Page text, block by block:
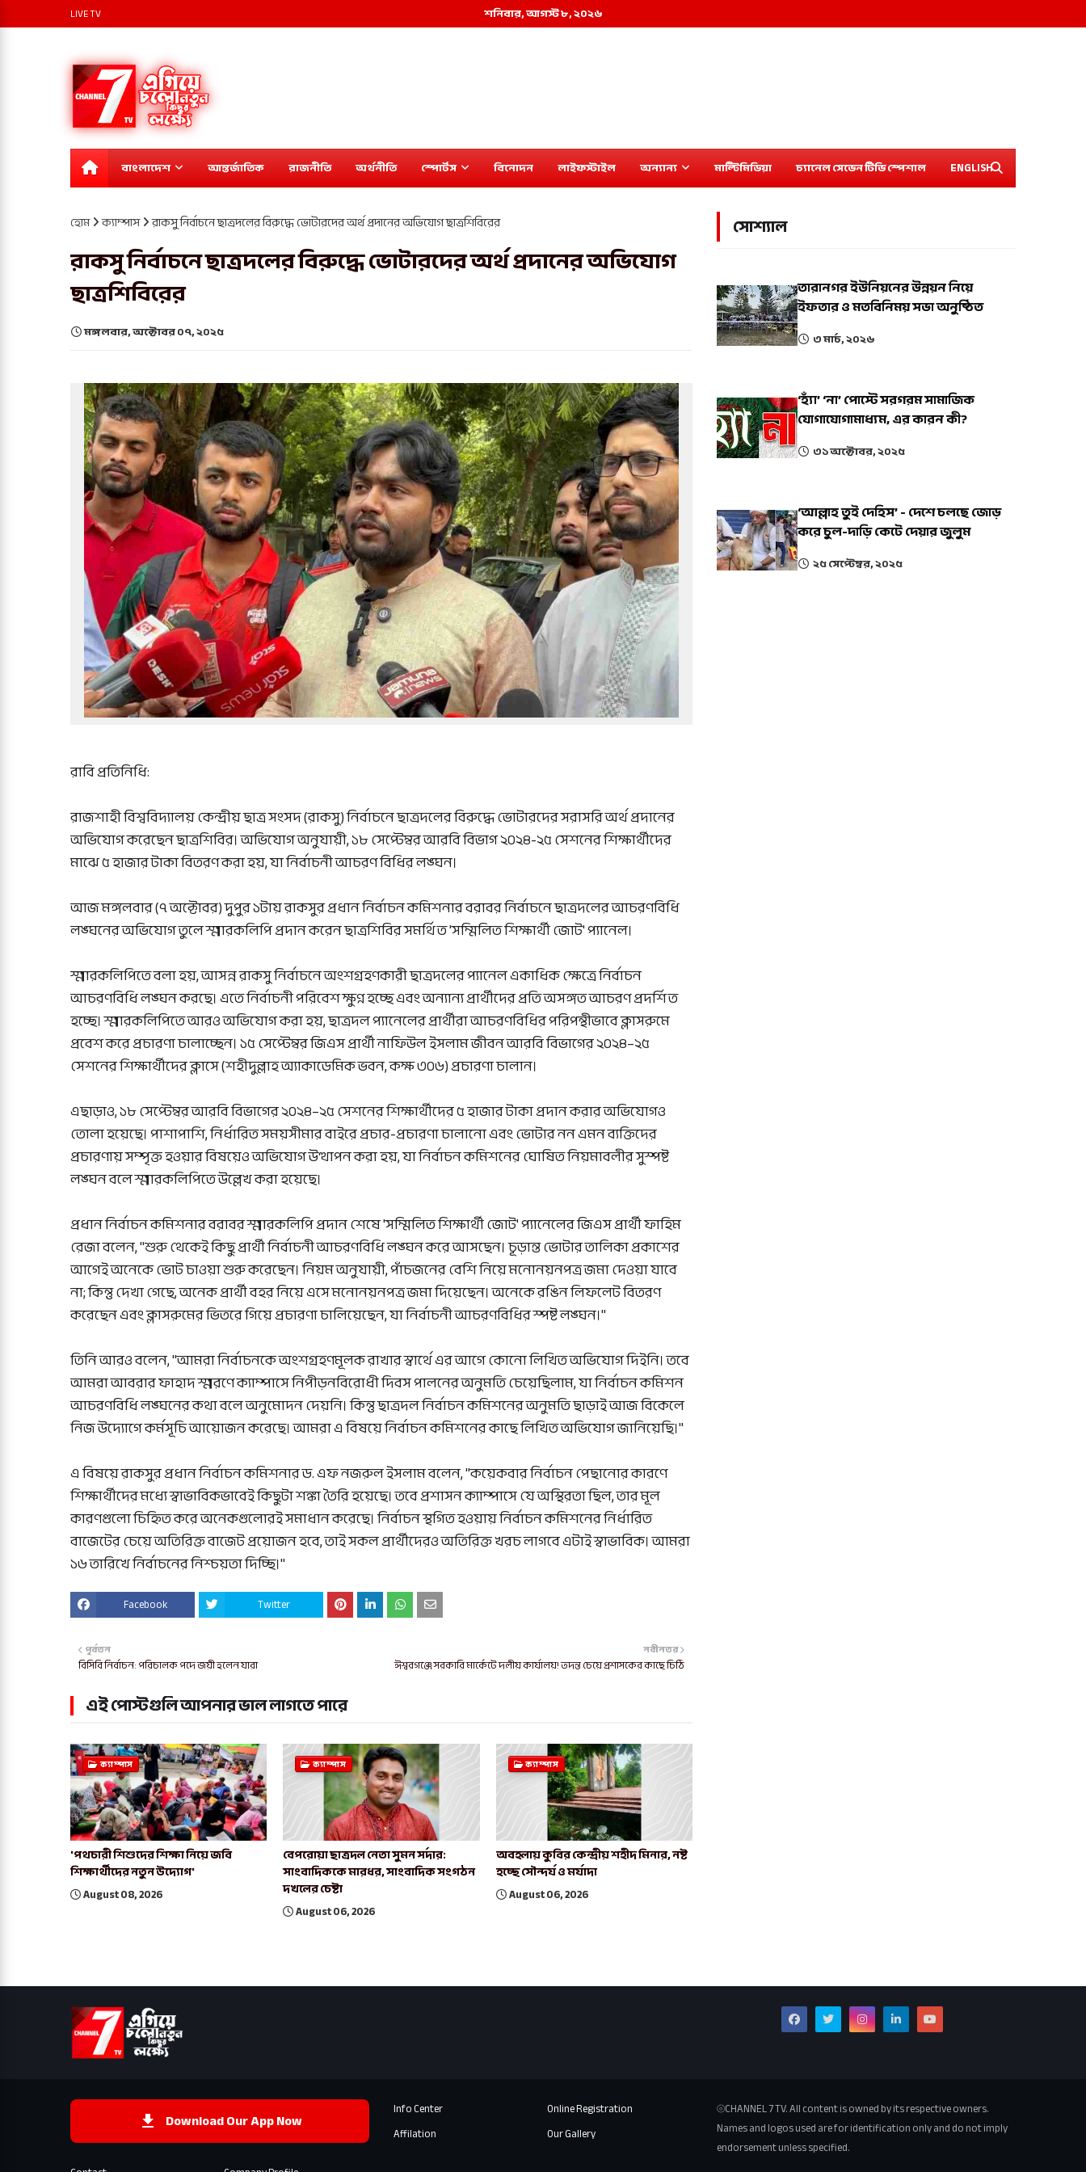
শনিবার, আগস্ট ৮, ২০২৬
LIVE TV
বাংলাদেশ আন্তর্জাতিক রাজনীতি অর্থনীতি স্পোর্টস বিনোদন লাইফস্টাইল অন্যান্য মাল্টিমিডিয়া চ্যানেল সেভেন টিভি স্পেশাল ENGLISH
হোম ক্যাম্পাস রাকসু নির্বাচনে ছাত্রদলের বিরুদ্ধে ভোটারদের অর্থ প্রদানের অভিযোগ ছাত্রশিবিরের
রাকসু নির্বাচনে ছাত্রদলের বিরুদ্ধে ভোটারদের অর্থ প্রদানের অভিযোগ
ছাত্রশিবিরের
মঙ্গলবার, অক্টোবর ০৭, ২০২৫
রাবি প্রতিনিধি:
রাজশাহী বিশ্ববিদ্যালয় কেন্দ্রীয় ছাত্র সংসদ (রাকসু) নির্বাচনে ছাত্রদলের বিরুদ্ধে ভোটারদের সরাসরি অর্থ প্রদানের
অভিযোগ করেছেন ছাত্রশিবির। অভিযোগ অনুযায়ী, ১৮ সেপ্টেম্বর আরবি বিভাগ ২০২৪-২৫ সেশনের শিক্ষার্থীদের
মাঝে ৫ হাজার টাকা বিতরণ করা হয়, যা নির্বাচনী আচরণ বিধির লঙ্ঘন।
আজ মঙ্গলবার (৭ অক্টোবর) দুপুর ১টায় রাকসুর প্রধান নির্বাচন কমিশনার বরাবর নির্বাচনে ছাত্রদলের আচরণবিধি
লঙ্ঘনের অভিযোগ তুলে স্মারকলিপি প্রদান করেন ছাত্রশিবির সমর্থিত 'সম্মিলিত শিক্ষার্থী জোট' প্যানেল।
স্মারকলিপিতে বলা হয়, আসন্ন রাকসু নির্বাচনে অংশগ্রহণকারী ছাত্রদলের প্যানেল একাধিক ক্ষেত্রে নির্বাচন
আচরণবিধি লঙ্ঘন করছে। এতে নির্বাচনী পরিবেশ ক্ষুণ্ন হচ্ছে এবং অন্যান্য প্রার্থীদের প্রতি অসঙ্গত আচরণ প্রদর্শিত
হচ্ছে। স্মারকলিপিতে আরও অভিযোগ করা হয়, ছাত্রদল প্যানেলের প্রার্থীরা আচরণবিধির পরিপন্থীভাবে ক্লাসরুমে
প্রবেশ করে প্রচারণা চালাচ্ছেন। ১৫ সেপ্টেম্বর জিএস প্রার্থী নাফিউল ইসলাম জীবন আরবি বিভাগের ২০২৪–২৫
সেশনের শিক্ষার্থীদের ক্লাসে (শহীদুল্লাহ অ্যাকাডেমিক ভবন, কক্ষ ৩০৬) প্রচারণা চালান।
এছাড়াও, ১৮ সেপ্টেম্বর আরবি বিভাগের ২০২৪–২৫ সেশনের শিক্ষার্থীদের ৫ হাজার টাকা প্রদান করার অভিযোগও
তোলা হয়েছে। পাশাপাশি, নির্ধারিত সময়সীমার বাইরে প্রচার-প্রচারণা চালানো এবং ভোটার নন এমন ব্যক্তিদের
প্রচারণায় সম্পৃক্ত হওয়ার বিষয়েও অভিযোগ উত্থাপন করা হয়, যা নির্বাচন কমিশনের ঘোষিত নিয়মাবলীর সুস্পষ্ট
লঙ্ঘন বলে স্মারকলিপিতে উল্লেখ করা হয়েছে।
প্রধান নির্বাচন কমিশনার বরাবর স্মারকলিপি প্রদান শেষে 'সম্মিলিত শিক্ষার্থী জোট' প্যানেলের জিএস প্রার্থী ফাহিম
রেজা বলেন, "শুরু থেকেই কিছু প্রার্থী নির্বাচনী আচরণবিধি লঙ্ঘন করে আসছেন। চূড়ান্ত ভোটার তালিকা প্রকাশের
আগেই অনেকে ভোট চাওয়া শুরু করেছেন। নিয়ম অনুযায়ী, পাঁচজনের বেশি নিয়ে মনোনয়নপত্র জমা দেওয়া যাবে
না; কিন্তু দেখা গেছে, অনেক প্রার্থী বহর নিয়ে এসে মনোনয়নপত্র জমা দিয়েছেন। অনেকে রঙিন লিফলেট বিতরণ
করেছেন এবং ক্লাসরুমের ভিতরে গিয়ে প্রচারণা চালিয়েছেন, যা নির্বাচনী আচরণবিধির স্পষ্ট লঙ্ঘন।"
তিনি আরও বলেন, "আমরা নির্বাচনকে অংশগ্রহণমূলক রাখার স্বার্থে এর আগে কোনো লিখিত অভিযোগ দিইনি। তবে
আমরা আবরার ফাহাদ স্মরণে ক্যাম্পাসে নিপীড়নবিরোধী দিবস পালনের অনুমতি চেয়েছিলাম, যা নির্বাচন কমিশন
আচরণবিধি লঙ্ঘনের কথা বলে অনুমোদন দেয়নি। কিন্তু ছাত্রদল নির্বাচন কমিশনের অনুমতি ছাড়াই আজ বিকেলে
নিজ উদ্যোগে কর্মসূচি আয়োজন করেছে। আমরা এ বিষয়ে নির্বাচন কমিশনের কাছে লিখিত অভিযোগ জানিয়েছি।"
এ বিষয়ে রাকসুর প্রধান নির্বাচন কমিশনার ড. এফ নজরুল ইসলাম বলেন, "কয়েকবার নির্বাচন পেছানোর কারণে
শিক্ষার্থীদের মধ্যে স্বাভাবিকভাবেই কিছুটা শঙ্কা তৈরি হয়েছে। তবে প্রশাসন ক্যাম্পাসে যে অস্থিরতা ছিল, তার মূল
কারণগুলো চিহ্নিত করে অনেকগুলোরই সমাধান করেছে। নির্বাচন স্থগিত হওয়ায় নির্বাচন কমিশনের নির্ধারিত
বাজেটের চেয়ে অতিরিক্ত বাজেট প্রয়োজন হবে, তাই সকল প্রার্থীদেরও অতিরিক্ত খরচ লাগবে এটাই স্বাভাবিক। আমরা
১৬ তারিখে নির্বাচনের নিশ্চয়তা দিচ্ছি।"
Facebook Twitter
নবীনতর
ঈশ্বরগঞ্জে সরকারি মার্কেটে দলীয় কার্যালয়! তদন্ত চেয়ে প্রশাসকের কাছে চিঠি
পূর্বতন
বিসিবি নির্বাচন: পরিচালক পদে জয়ী হলেন যারা
এই পোস্টগুলি আপনার ভাল লাগতে পারে
ক্যাম্পাস
'পথচারী শিশুদের শিক্ষা নিয়ে জবি
শিক্ষার্থীদের নতুন উদ্যোগ'
August 08, 2026
ক্যাম্পাস
বেপরোয়া ছাত্রদল নেতা সুমন সর্দার:
সাংবাদিককে মারধর, সাংবাদিক সংগঠন
দখলের চেষ্টা
August 06, 2026
ক্যাম্পাস
অবহলায় কুবির কেন্দ্রীয় শহীদ মিনার, নষ্ট
হচ্ছে সৌন্দর্য ও মর্যাদা
August 06, 2026
সোশ্যাল
তারানগর ইউনিয়নের উন্নয়ন নিয়ে
ইফতার ও মতবিনিময় সভা অনুষ্ঠিত
৩ মার্চ, ২০২৬
‘হ্যাঁ’ ‘না’ পোস্টে সরগরম সামাজিক
যোগাযোগামাধ্যম, এর কারন কী?
৩১ অক্টোবর, ২০২৫
‘আল্লাহ তুই দেহিস’ - দেশে চলছে জোড়
করে চুল-দাড়ি কেটে দেয়ার জুলুম
২৫ সেপ্টেম্বর, ২০২৫
Download Our App Now Info Center
Online Registration
Affilation
Our Gallery
⦾CHANNEL 7 TV. All content is owned by its respective owners.
Names and logos used are for identification only and do not imply
endorsement unless specified.